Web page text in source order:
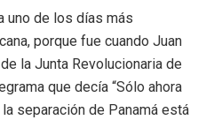
uno de los días más
porque fue cuando Juan
la Junta Revolucionaria de
que decía “Sólo ahora
separación de Panamá está